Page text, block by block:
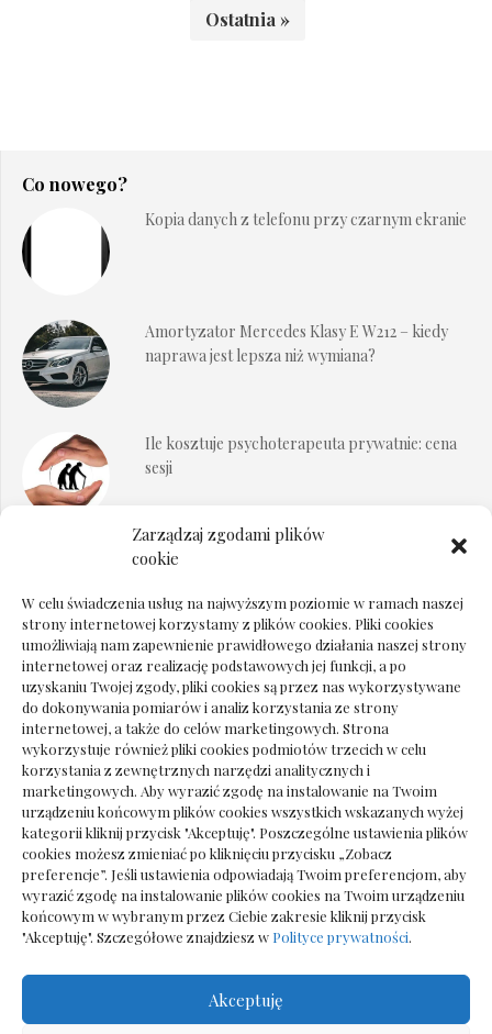
Zarządzaj zgodami plików
cookie
W celu świadczenia usług na najwyższym poziomie w ramach naszej
strony internetowej korzystamy z plików cookies. Pliki cookies
umożliwiają nam zapewnienie prawidłowego działania naszej strony
internetowej oraz realizację podstawowych jej funkcji, a po
uzyskaniu Twojej zgody, pliki cookies są przez nas wykorzystywane
do dokonywania pomiarów i analiz korzystania ze strony
internetowej, a także do celów marketingowych. Strona
wykorzystuje również pliki cookies podmiotów trzecich w celu
korzystania z zewnętrznych narzędzi analitycznych i
marketingowych. Aby wyrazić zgodę na instalowanie na Twoim
urządzeniu końcowym plików cookies wszystkich wskazanych wyżej
kategorii kliknij przycisk "Akceptuję". Poszczególne ustawienia plików
cookies możesz zmieniać po kliknięciu przycisku „Zobacz
preferencje”. Jeśli ustawienia odpowiadają Twoim preferencjom, aby
wyrazić zgodę na instalowanie plików cookies na Twoim urządzeniu
końcowym w wybranym przez Ciebie zakresie kliknij przycisk
"Akceptuję". Szczegółowe znajdziesz w Polityce prywatności.
Akceptuję
Ostatnia »
Co nowego?
Kopia danych z telefonu przy czarnym ekranie
Amortyzator Mercedes Klasy E W212 – kiedy
naprawa jest lepsza niż wymiana?
Ile kosztuje psychoterapeuta prywatnie: cena
sesji
Dokumenty do odbioru przy zmianie biura
Deska podłogowa do salonu: jak wybrać bez
pośpiechu